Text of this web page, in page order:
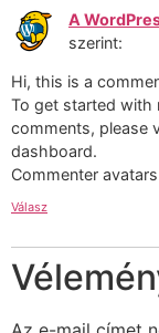
A
szerint:
Hi, this is a
To get started with
comments, please
dashboard.
Commenter
Válasz